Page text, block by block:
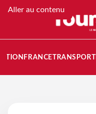
Aller au contenu
FRANCETRANSPORT